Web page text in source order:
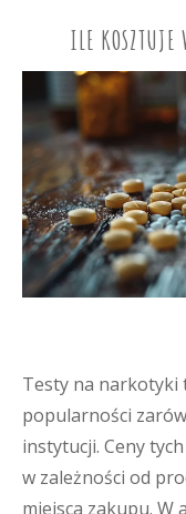
CONTENTILE KOSZTUJE
Testy na narkotyki
popularności
instytucji. Ceny
w zależności od
miejsca zakupu. W